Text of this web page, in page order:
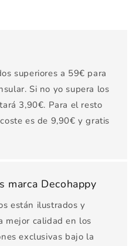
superiores a 59€ para
Si no yo supera los
3,90€. Para el resto
es de 9,90€ y gratis
marca Decohappy
están ilustrados y
mejor calidad en los
exclusivas bajo la